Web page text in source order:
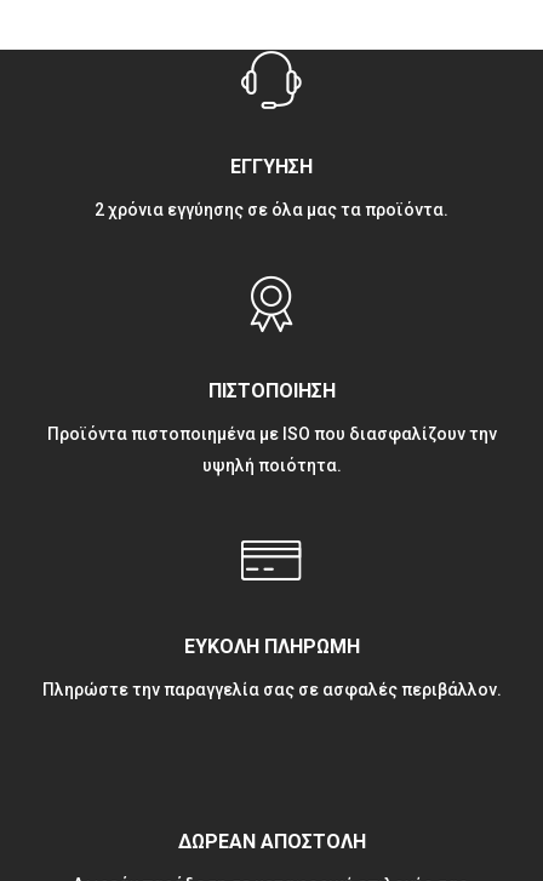
ΕΓΓΥΗΣΗ
2 χρόνια εγγύησης σε όλα μας τα προϊόντα.
ΠΙΣΤΟΠΟΙΗΣΗ
Προϊόντα πιστοποιημένα με ISO που διασφαλίζουν την
υψηλή ποιότητα.
ΕΥΚΟΛΗ ΠΛΗΡΩΜΗ
Πληρώστε την παραγγελία σας σε ασφαλές περιβάλλον.
ΔΩΡΕΑΝ ΑΠΟΣΤΟΛΗ